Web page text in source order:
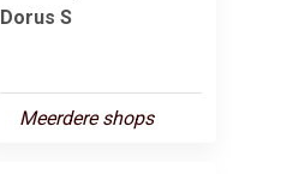
Dorus S
Meerdere shops